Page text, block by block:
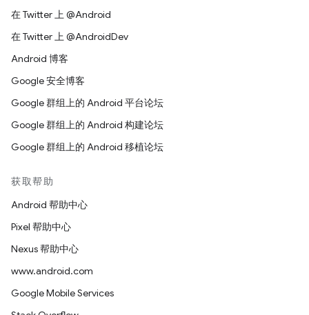
在 Twitter 上 @Android
在 Twitter 上 @AndroidDev
Android 博客
Google 安全博客
Google 群组上的 Android 平台论坛
Google 群组上的 Android 构建论坛
Google 群组上的 Android 移植论坛
获取帮助
Android 帮助中心
Pixel 帮助中心
Nexus 帮助中心
www.android.com
Google Mobile Services